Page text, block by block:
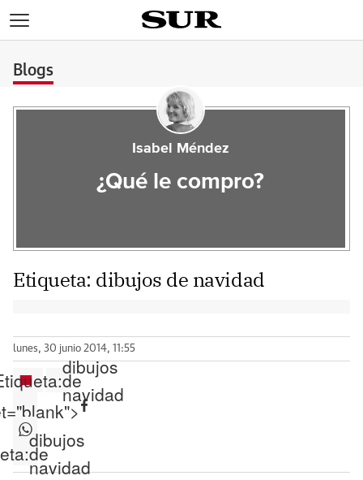
Blogs
Isabel Méndez
¿Qué le compro?
Etiqueta: dibujos de navidad
lunes, 30 junio 2014, 11:55
dibujos
de
navidad
dibujos
de
navidad